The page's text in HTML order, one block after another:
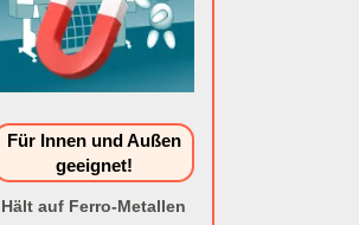
Für Innen und Außen
geeignet!
Hält auf Ferro-Metallen